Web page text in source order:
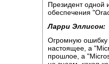
Президент одной
обеспечения
Ларри Эллисон:
Огромную ошибку
настоящее, а
прошлое, а